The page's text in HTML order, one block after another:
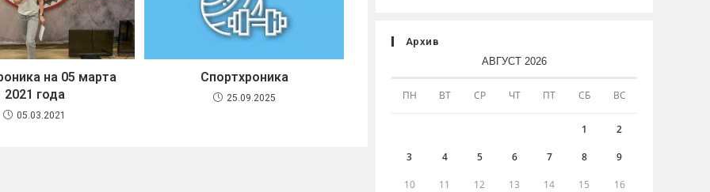
на 05 марта
2021 года
05.03.2021
Спортхроника
25.09.2025
Архив
АВГУСТ 2026
ПН ВТ СР ЧТ ПТ СБ ВС
1 2
3 4 5 6 7 8 9
10 11 12 13 14 15 16